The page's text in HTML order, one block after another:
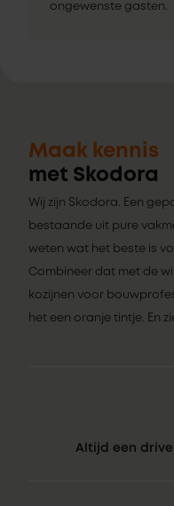
ongewenste gasten.
Maak kennis
met Skodora
Wij zijn Skodora. Een
bestaande uit pure
weten wat het beste is
Combineer dat met de
kozijnen voor
het een oranje tintje. En
Altijd een